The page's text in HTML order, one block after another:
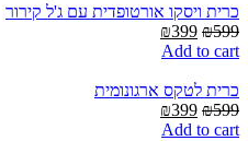
₪500.
₪360.
כרית ויסקו אורטופדית עם ג'ל קירור
₪599
Original
price
₪599.
₪399
₪399.
Add to cart
כרית לטקס ארגונומית
₪599
Original
price
₪399
Add to cart